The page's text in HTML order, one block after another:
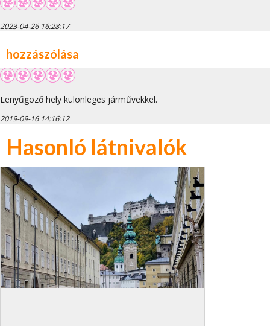
2023-04-26 16:28:17
hozzászólása
Lenyűgöző hely különleges járművekkel.
2019-09-16 14:16:12
Hasonló látnivalók